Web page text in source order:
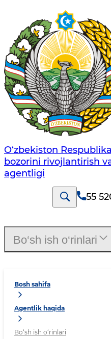
O‘zbekiston
bozorini rivojlantirish
agentligi
55
Bosh sahifa
Agentlik haqida
Bo‘sh ish o‘rinlari
Bo‘sh ish o‘rinlari